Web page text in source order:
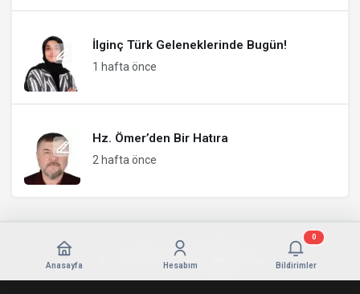
İlginç Türk Geleneklerinde Bugün!
1 hafta önce
Hz. Ömer’den Bir Hatıra
2 hafta önce
Anasayfa Hesabım Bildirimler
0